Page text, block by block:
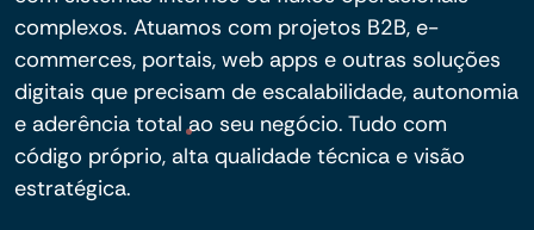
complexos. Atuamos com projetos B2B, e-
commerces, portais, web apps e outras soluções
digitais que precisam de escalabilidade, autonomia
e aderência total ao seu negócio. Tudo com
código próprio, alta qualidade técnica e visão
estratégica.